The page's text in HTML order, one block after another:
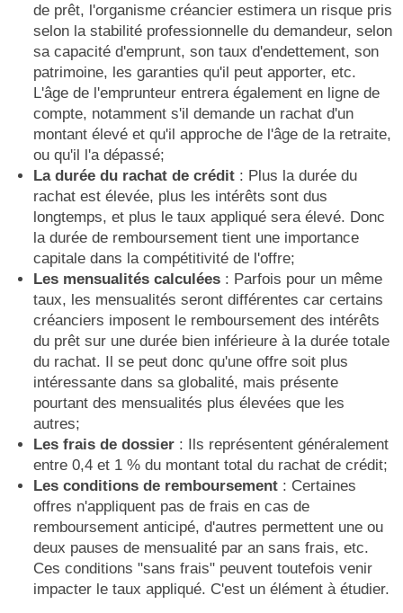
de prêt, l'organisme créancier estimera un risque pris
selon la stabilité professionnelle du demandeur, selon
sa capacité d'emprunt, son taux d'endettement, son
patrimoine, les garanties qu'il peut apporter, etc.
L'âge de l'emprunteur entrera également en ligne de
compte, notamment s'il demande un rachat d'un
montant élevé et qu'il approche de l'âge de la retraite,
ou qu'il l'a dépassé;
La durée du rachat de crédit: Plus la durée du
rachat est élevée, plus les intérêts sont dus
longtemps, et plus le taux appliqué sera élevé. Donc
la durée de remboursement tient une importance
capitale dans la compétitivité de l'offre;
Les mensualités calculées: Parfois pour un même
taux, les mensualités seront différentes car certains
créanciers imposent le remboursement des intérêts
du prêt sur une durée bien inférieure à la durée totale
du rachat. Il se peut donc qu'une offre soit plus
intéressante dans sa globalité, mais présente
pourtant des mensualités plus élevées que les
autres;
Les frais de dossier: Ils représentent généralement
entre 0,4 et 1 % du montant total du rachat de crédit;
Les conditions de remboursement : Certaines
offres n'appliquent pas de frais en cas de
remboursement anticipé, d'autres permettent une ou
deux pauses de mensualité par an sans frais, etc.
Ces conditions "sans frais" peuvent toutefois venir
impacter le taux appliqué. C'est un élément à étudier.